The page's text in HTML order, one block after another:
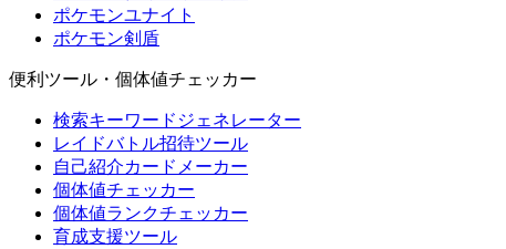
ポケモンユナイト
ポケモン剣盾
便利ツール・個体値チェッカー
検索キーワードジェネレーター
レイドバトル招待ツール
自己紹介カードメーカー
個体値チェッカー
個体値ランクチェッカー
育成支援ツール